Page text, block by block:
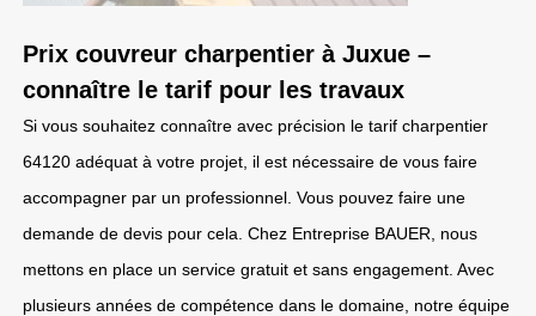
Prix couvreur charpentier à Juxue –
connaître le tarif pour les travaux
Si vous souhaitez connaître avec précision le tarif charpentier
64120 adéquat à votre projet, il est nécessaire de vous faire
accompagner par un professionnel. Vous pouvez faire une
demande de devis pour cela. Chez Entreprise BAUER, nous
mettons en place un service gratuit et sans engagement. Avec
plusieurs années de compétence dans le domaine, notre équipe